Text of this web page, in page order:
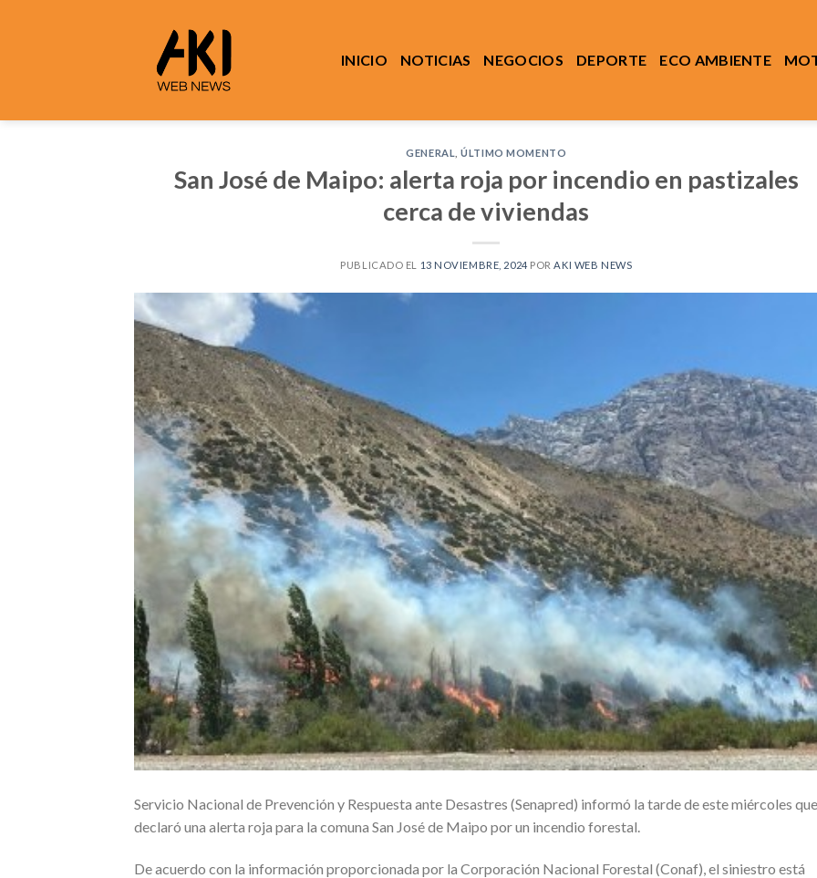
INICIO NOTICIAS NEGOCIOS DEPORTE ECO AMBIENTE
GENERAL ,ÚLTIMO MOMENTO
San José de Maipo: alerta roja por incendio en pastizales
cerca de viviendas
PUBLICADO EL 13 NOVIEMBRE, 2024 POR AKI WEB NEWS
Servicio Nacional de Prevención y Respuesta ante Desastres (Senapred) informó la tarde de este miércoles
declaró una alerta roja para la comuna San José de Maipo por un incendio forestal.
De acuerdo con la información proporcionada por la Corporación Nacional Forestal (Conaf), el siniestro está